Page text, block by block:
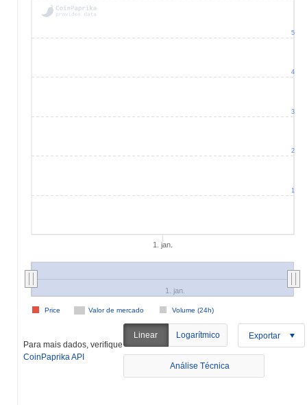
1. jan.
Valor de mercado Volume (24h)
Price
1. jan.
1
2
3
4
5
Para mais dados, verifique
CoinPaprika API
Linear Logarítmico Exportar
Análise Técnica